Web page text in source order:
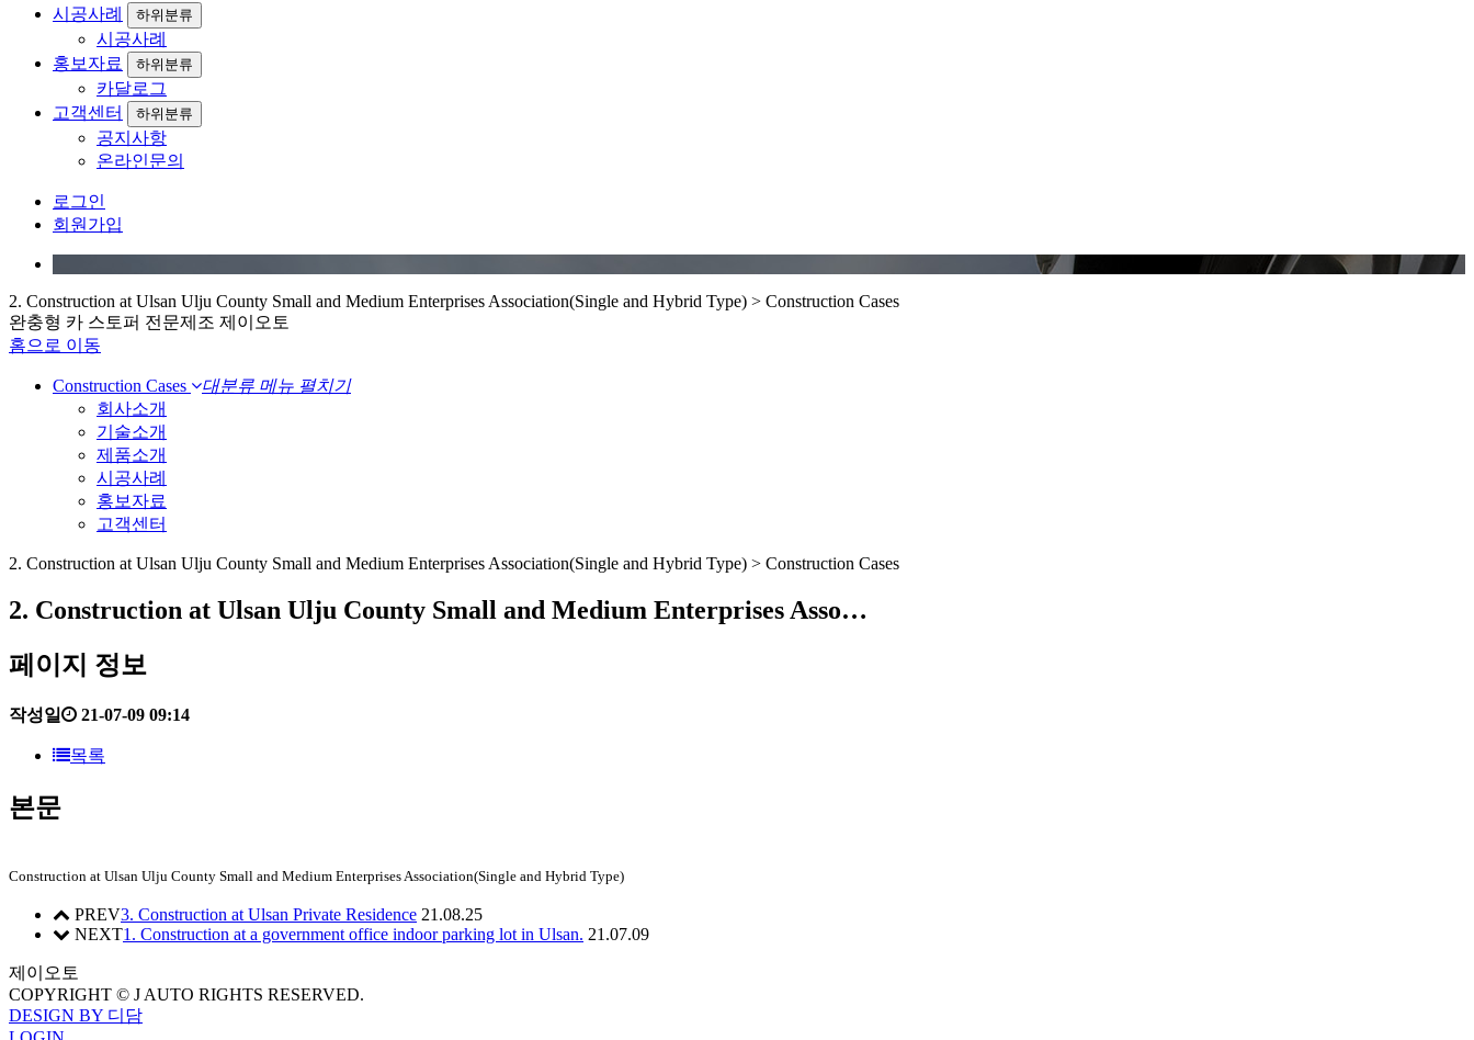
시공사례
하위분류
시공사례
홍보자료
하위분류
카달로그
고객센터
하위분류
공지사항
온라인문의
로그인
회원가입
2. Construction at Ulsan Ulju County Small and Medium Enterprises Association(Single and Hybrid Type) > Construction Cases
완충형 카 스토퍼 전문제조 제이오토
홈으로 이동
Construction Cases
대분류 메뉴 펼치기
회사소개
기술소개
제품소개
시공사례
홍보자료
고객센터
2. Construction at Ulsan Ulju County Small and Medium Enterprises Association(Single and Hybrid Type) > Construction Cases
2. Construction at Ulsan Ulju County Small and Medium Enterprises Asso…
페이지 정보
작성일 21-07-09 09:14
목록
본문
Construction at Ulsan Ulju County Small and Medium Enterprises Association(Single and Hybrid Type)
PREV3. Construction at Ulsan Private Residence 21.08.25
NEXT1. Construction at a government office indoor parking lot in Ulsan. 21.07.09
제이오토
COPYRIGHT © J AUTO RIGHTS RESERVED.
DESIGN BY 디담